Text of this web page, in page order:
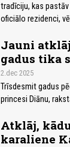
tradīciju, kas
oficiālo rezidenci,
Jauni
gadus tika
2.dec 2025
Trīsdesmit gadus
princesi Diānu,
Atklāj,
karaliene